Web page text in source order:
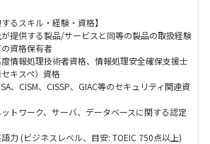
するスキル・経験・資格】
が提供する製品/サービスと同等の製品の取扱経験
の資格保有者
情報処理技術者資格、情報処理安全確保支援士
セキスペ）資格
、CISM、CISSP、GIAC等のセキュリティ関連資
トワーク、サーバ、データベースに関する認定
力 (ビジネスレベル、目安: TOEIC 750点以上)